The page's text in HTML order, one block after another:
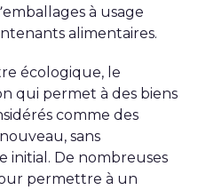
à usage
alimentaires.
écologique, le
qui permet à des biens
comme des
sans
initial. De nombreuses
permettre à un